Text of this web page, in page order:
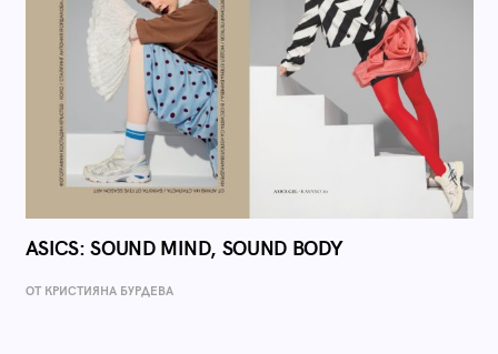
ASICS: SOUND MIND, SOUND BODY
ОТ КРИСТИЯНА БУРДЕВА